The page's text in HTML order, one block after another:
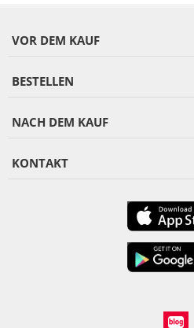
VOR DEM KAUF
BESTELLEN
NACH DEM KAUF
KONTAKT